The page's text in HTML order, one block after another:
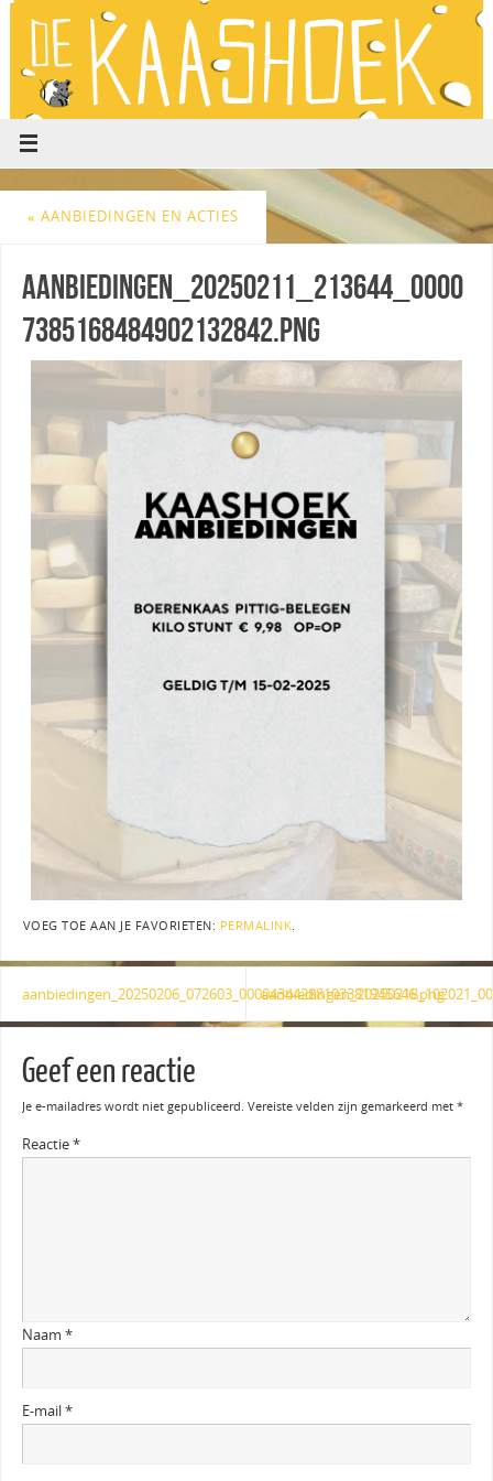
« AANBIEDINGEN EN ACTIES
aanbiedingen_20250211_213644_0000
7385168484902132842.png
VOEG TOE AAN JE FAVORIETEN: PERMALINK.
aanbiedingen_20250206_072603_00004344288103381945646.png
Geef een reactie
Je e-mailadres wordt niet gepubliceerd. Vereiste velden zijn gemarkeerd met *
Reactie*
Naam *
E-mail*